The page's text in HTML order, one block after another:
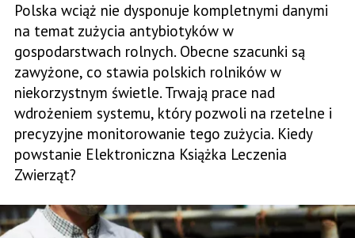
Polska wciąż nie dysponuje kompletnymi danymi
na temat zużycia antybiotyków w
gospodarstwach rolnych. Obecne szacunki są
zawyżone, co stawia polskich rolników w
niekorzystnym świetle. Trwają prace nad
wdrożeniem systemu, który pozwoli na rzetelne i
precyzyjne monitorowanie tego zużycia. Kiedy
powstanie Elektroniczna Książka Leczenia
Zwierząt?